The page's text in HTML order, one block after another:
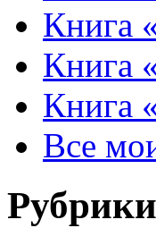
Книга
Книга
Книга
Все
Рубрики